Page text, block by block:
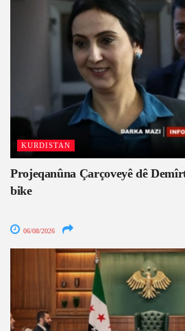
KURDISTAN
Projeqanûna Çarçoveyê dê
bike
06/08/2026